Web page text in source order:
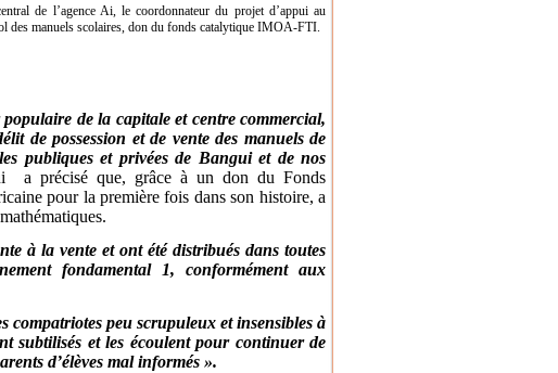
de l’agence Ai, le coordonnateur du projet d’appui au
des manuels scolaires, don du fonds catalytique IMOA-FTI.
de la capitale et centre commercial,
de possession et de vente des manuels de
publiques et privées de Bangui et de nos
a précisé que, grâce à un don du Fonds
pour la première fois dans son histoire, a
à la vente et ont été distribués dans toutes
fondamental 1, conformément aux
compatriotes peu scrupuleux et insensibles à
subtilisés et les écoulent pour continuer de
d’élèves mal informés ».